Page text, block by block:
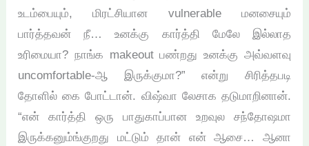
உடம்பையும், மிரட்சியான vulnerable மனசையும்
பார்த்தவன் நீ… உனக்கு கார்த்தி மேலே இல்லாத
உரிமையா? நாங்க makeout பண்றது உனக்கு அவ்வளவு
uncomfortable-ஆ இருக்குமா?” என்று சிரித்தபடி
தோளில் கை போட்டான். விஷ்வா லேசாக தடுமாறினான்.
“என் கார்த்தி ஒரு பாதுகாப்பான உறவுல சந்தோஷமா
இருக்கனும்ங்குறது மட்டும் தான் என் ஆசை… ஆனா